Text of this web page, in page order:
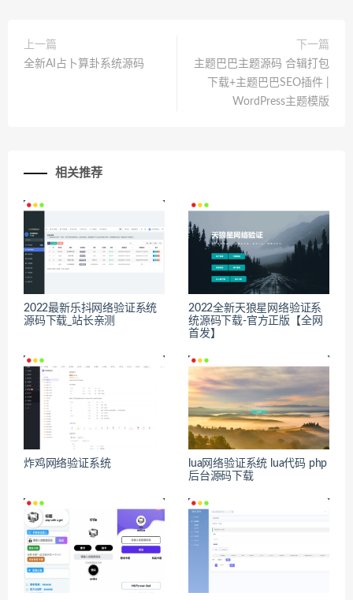
上一篇
全新AI占卜算卦系统源码
下一篇
主题巴巴主题源码 合辑打包
下载+主题巴巴SEO插件 |
WordPress主题模版
相关推荐
2022最新乐抖网络验证系统
源码下载_站长亲测
2022全新天狼星网络验证系
统源码下载-官方正版【全网
首发】
炸鸡网络验证系统
lua网络验证系统 lua代码 php
后台源码下载